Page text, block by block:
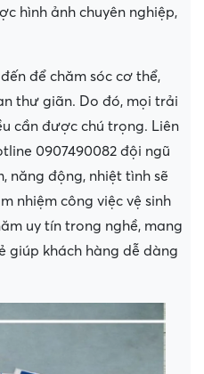
hình ảnh chuyên nghiệp,
để chăm sóc cơ thể,
thư giãn. Do đó, mọi trải
cần được chú trọng. Liên
0907490082 đội ngũ
năng động, nhiệt tình sẽ
nhiệm công việc vệ sinh
uy tín trong nghề, mang
giúp khách hàng dễ dàng